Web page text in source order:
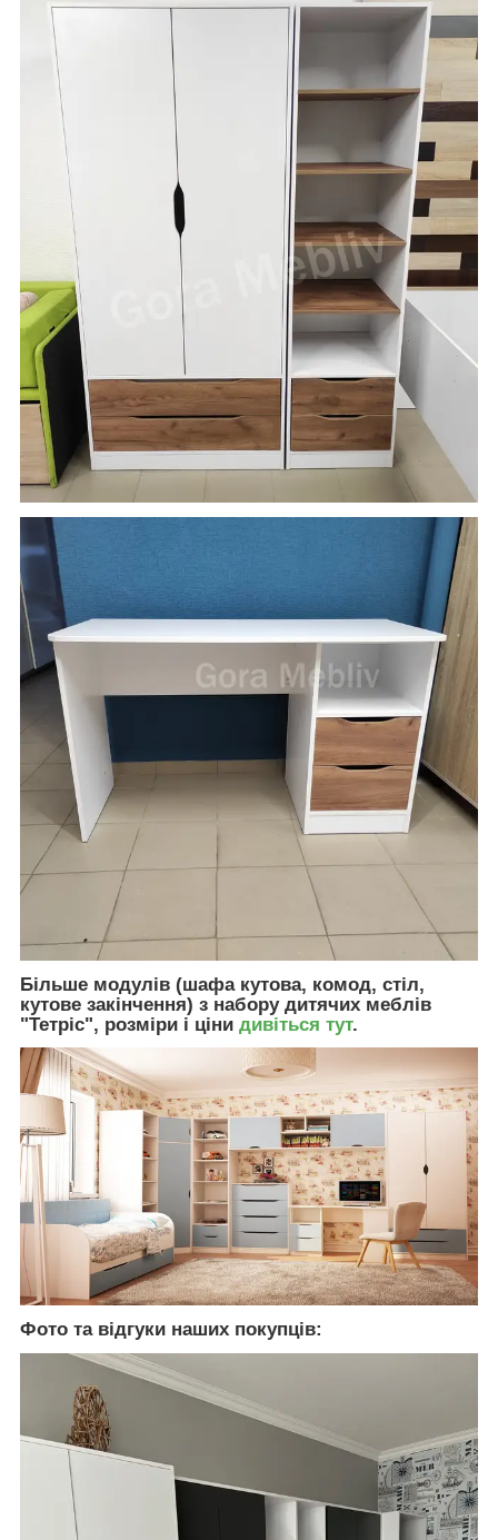
Більше модулів (шафа кутова, комод, стіл,
кутове закінчення) з набору дитячих меблів
"Тетріс", розміри і ціни дивіться тут.
Фото та відгуки наших покупців: